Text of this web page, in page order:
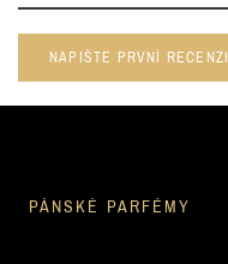
NAPIŠTE PRVNÍ RECENZI
PÁNSKÉ PARFÉMY